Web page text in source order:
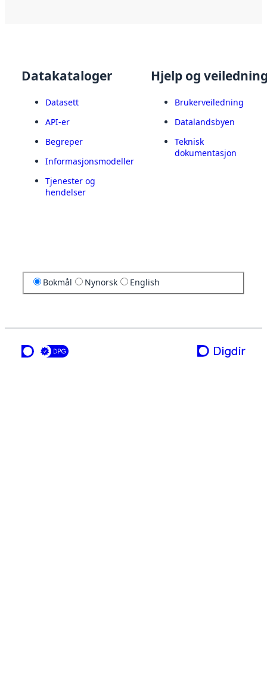
Datakataloger
Datasett
API-er
Begreper
Informasjonsmodeller
Tjenester og
hendelser
Hjelp og
Brukerveiledning
Datalandsbyen
Teknisk
dokumentasjon
Bokmål Nynorsk English